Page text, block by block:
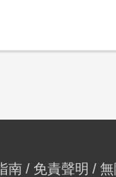
南 免責聲明